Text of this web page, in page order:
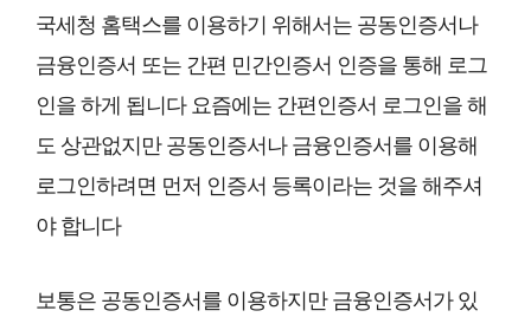
국세청 홈택스를 이용하기 위해서는 공동인증서나
금융인증서 또는 간편 민간인증서 인증을 통해 로그
인을 하게 됩니다 요즘에는 간편인증서 로그인을 해
도 상관없지만 공동인증서나 금융인증서를 이용해
로그인하려면 먼저 인증서 등록이라는 것을 해주셔
야 합니다
보통은 공동인증서를 이용하지만 금융인증서가 있